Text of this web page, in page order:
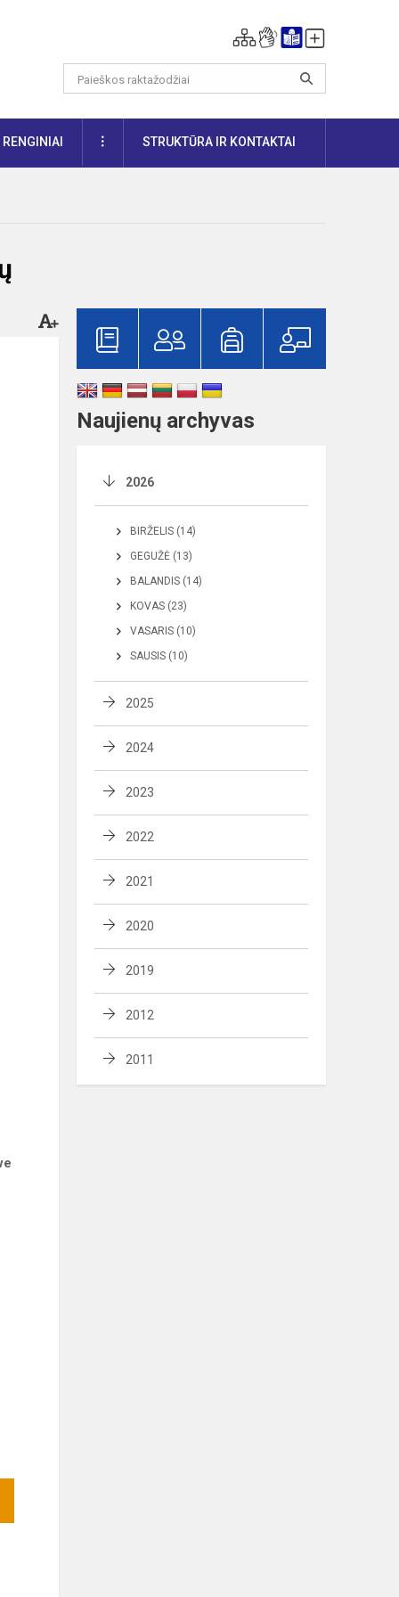
RENGINIAI DAUGIAUSTRUKTŪRA IR KONTAKTAI
Naujienų archyvas
2026
BIRŽELIS (14)
GEGUŽĖ (13)
BALANDIS (14)
KOVAS (23)
VASARIS (10)
SAUSIS (10)
2025
2024
2023
2022
2021
2020
2019
2012
2011